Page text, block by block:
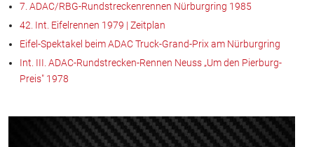
7. ADAC/RBG-Rundstreckenrennen Nürburgring 1985
42. Int. Eifelrennen 1979 | Zeitplan
Eifel-Spektakel beim ADAC Truck-Grand-Prix am Nürburgring
Int. III. ADAC-Rundstrecken-Rennen Neuss „Um den Pierburg-
Preis" 1978